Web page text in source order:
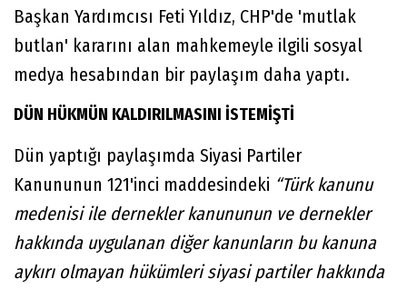
Başkan Yardımcısı Feti Yıldız, CHP'de 'mutlak
butlan' kararını alan mahkemeyle ilgili sosyal
medya hesabından bir paylaşım daha yaptı.
DÜN HÜKMÜN KALDIRILMASINI İSTEMİŞTİ
Dün yaptığı paylaşımda Siyasi Partiler
Kanununun 121'inci maddesindeki “Türk kanunu
medenisi ile dernekler kanununun ve dernekler
hakkında uygulanan diğer kanunların bu kanuna
aykırı olmayan hükümleri siyasi partiler hakkında